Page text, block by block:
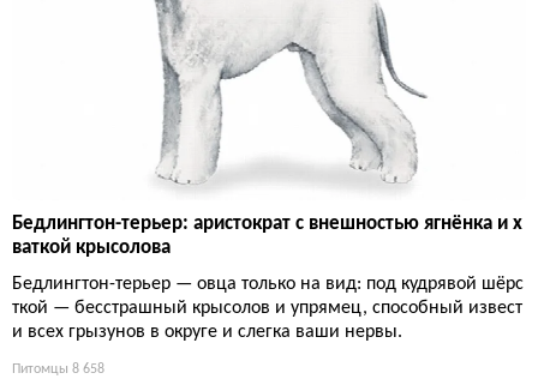
Бедлингтон-терьер: аристократ с внешностью ягнёнка и х
ваткой крысолова
Бедлингтон-терьер — овца только на вид: под кудрявой шёрс
ткой — бесстрашный крысолов и упрямец, способный извест
и всех грызунов в округе и слегка ваши нервы.
Питомцы 8 658